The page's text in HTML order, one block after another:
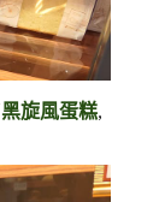
黑旋風蛋糕,